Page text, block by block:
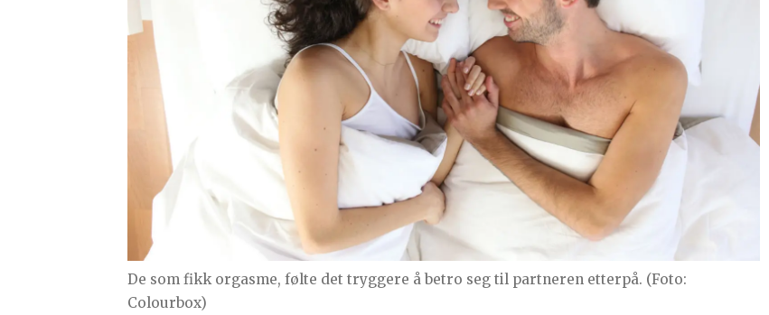
De som fikk orgasme, følte det tryggere å betro seg til partneren etterpå. (Foto:
Colourbox)